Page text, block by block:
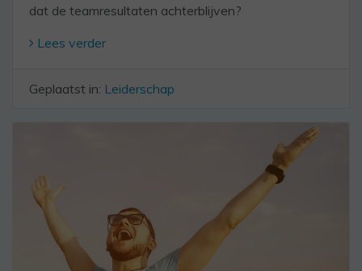
dat de teamresultaten achterblijven?
Lees verder
Geplaatst in: Leiderschap